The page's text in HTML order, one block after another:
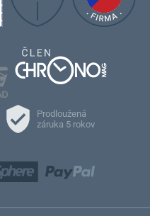
Prodloužená
záruka 5 rokov